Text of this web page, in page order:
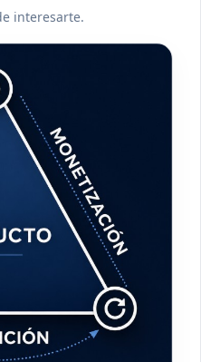
interesarte.